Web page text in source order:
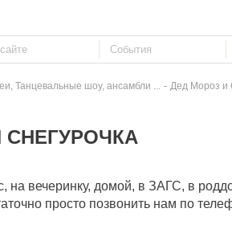
Танцевальные шоу, ансамбли ... - Дед Мороз и
вечеринку, домой, в ЗАГС, в
просто позвонить нам по